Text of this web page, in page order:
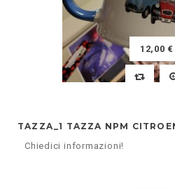
12,00 €
TAZZA_1 TAZZA NPM
Chiedici informazioni!